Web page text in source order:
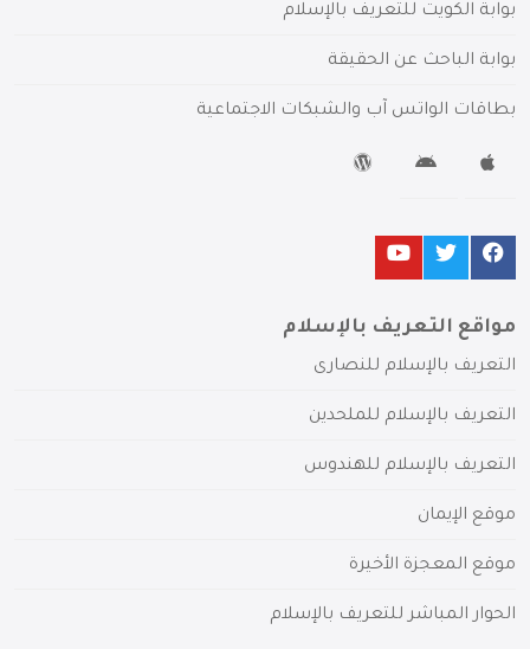
بوابة الكويت للتعريف بالإسلام
بوابة الباحث عن الحقيقة
بطاقات الواتس آب والشبكات الاجتماعية
مواقع التعريف بالإسلام
التعريف بالإسلام للنصارى
التعريف بالإسلام للملحدين
التعريف بالإسلام للهندوس
موقع الإيمان
موقع المعجزة الأخيرة
الحوار المباشر للتعريف بالإسلام